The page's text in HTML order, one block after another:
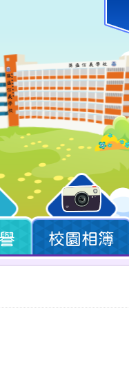
校園相簿